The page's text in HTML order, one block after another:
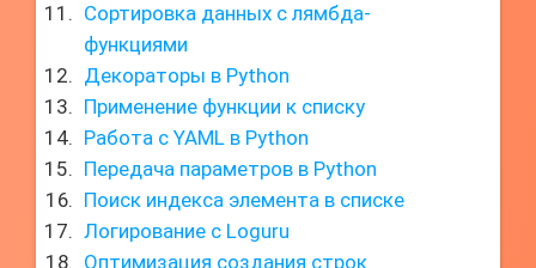
Сортировка данных с лямбда-
функциями
Декораторы в Python
Применение функции к списку
Работа с YAML в Python
Передача параметров в Python
Поиск индекса элемента в списке
Логирование с Loguru
Оптимизация создания строк